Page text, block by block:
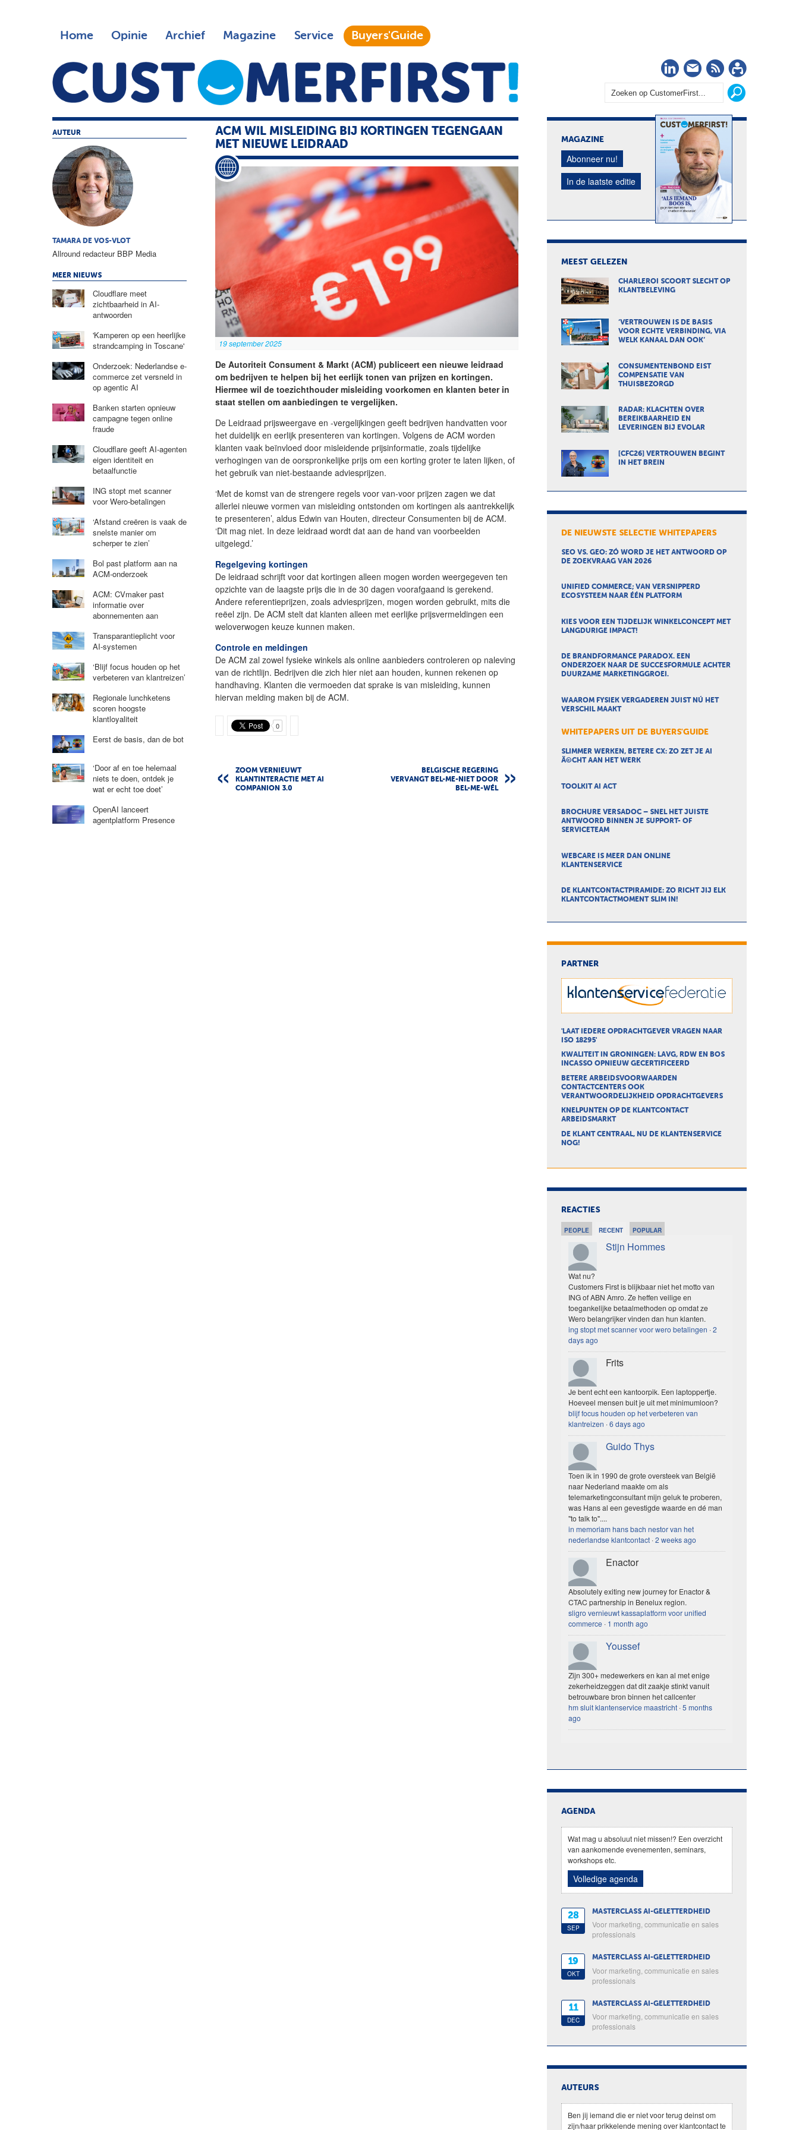
Home Opinie Archief Magazine Service Buyers'Guide
LinkedIn
Nieuwsbrief
RSS
ACM WIL MISLEIDING BIJ KORTINGEN TEGENGAAN
MET NIEUWE LEIDRAAD
19 september 2025
De Autoriteit Consument & Markt (ACM) publiceert een nieuwe leidraad
om bedrijven te helpen bij het eerlijk tonen van prijzen en kortingen.
Hiermee wil de toezichthouder misleiding voorkomen en klanten beter in
staat stellen om aanbiedingen te vergelijken.
De Leidraad prijsweergave en -vergelijkingen geeft bedrijven handvatten voor
het duidelijk en eerlijk presenteren van kortingen. Volgens de ACM worden
klanten vaak beïnvloed door misleidende prijsinformatie, zoals tijdelijke
verhogingen van de oorspronkelijke prijs om een korting groter te laten lijken, of
het gebruik van niet-bestaande adviesprijzen.
‘Met de komst van de strengere regels voor van-voor prijzen zagen we dat
allerlei nieuwe vormen van misleiding ontstonden om kortingen als aantrekkelijk
te presenteren’, aldus Edwin van Houten, directeur Consumenten bij de ACM.
‘Dit mag niet. In deze leidraad wordt dat aan de hand van voorbeelden
uitgelegd.’
Regelgeving kortingen
De leidraad schrijft voor dat kortingen alleen mogen worden weergegeven ten
opzichte van de laagste prijs die in de 30 dagen voorafgaand is gerekend.
Andere referentieprijzen, zoals adviesprijzen, mogen worden gebruikt, mits die
reëel zijn. De ACM stelt dat klanten alleen met eerlijke prijsvermeldingen een
weloverwogen keuze kunnen maken.
Controle en meldingen
De ACM zal zowel fysieke winkels als online aanbieders controleren op naleving
van de richtlijn. Bedrijven die zich hier niet aan houden, kunnen rekenen op
handhaving. Klanten die vermoeden dat sprake is van misleiding, kunnen
hiervan melding maken bij de ACM.
0
ZOOM VERNIEUWT
KLANTINTERACTIE MET AI
COMPANION 3.0
BELGISCHE REGERING
VERVANGT BEL-ME-NIET DOOR
BEL-ME-WÉL
AUTEUR
TAMARA DE VOS-VLOT
Allround redacteur BBP Media
MEER NIEUWS
Cloudflare meet
zichtbaarheid in AI-
antwoorden
'Kamperen op een heerlijke
strandcamping in Toscane'
Onderzoek: Nederlandse e-
commerce zet versneld in
op agentic AI
Banken starten opnieuw
campagne tegen online
fraude
Cloudflare geeft AI-agenten
eigen identiteit en
betaalfunctie
ING stopt met scanner
voor Wero-betalingen
‘Afstand creëren is vaak de
snelste manier om
scherper te zien’
Bol past platform aan na
ACM-onderzoek
ACM: CVmaker past
informatie over
abonnementen aan
Transparantieplicht voor
AI-systemen
‘Blijf focus houden op het
verbeteren van klantreizen’
Regionale lunchketens
scoren hoogste
klantloyaliteit
Eerst de basis, dan de bot
‘Door af en toe helemaal
niets te doen, ontdek je
wat er echt toe doet’
OpenAI lanceert
agentplatform Presence
MAGAZINE
Abonneer nu!
In de laatste editie
MEEST GELEZEN
CHARLEROI SCOORT SLECHT OP
KLANTBELEVING
‘VERTROUWEN IS DE BASIS
VOOR ECHTE VERBINDING, VIA
WELK KANAAL DAN OOK’
CONSUMENTENBOND EIST
COMPENSATIE VAN
THUISBEZORGD
RADAR: KLACHTEN OVER
BEREIKBAARHEID EN
LEVERINGEN BIJ EVOLAR
[CFC26] VERTROUWEN BEGINT
IN HET BREIN
DE NIEUWSTE SELECTIE WHITEPAPERS
SEO VS. GEO: ZÓ WORD JE HET ANTWOORD OP
DE ZOEKVRAAG VAN 2026
UNIFIED COMMERCE; VAN VERSNIPPERD
ECOSYSTEEM NAAR ÉÉN PLATFORM
KIES VOOR EEN TIJDELIJK WINKELCONCEPT MET
LANGDURIGE IMPACT!
DE BRANDFORMANCE PARADOX. EEN
ONDERZOEK NAAR DE SUCCESFORMULE ACHTER
DUURZAME MARKETINGGROEI.
WAAROM FYSIEK VERGADEREN JUIST NÚ HET
VERSCHIL MAAKT
WHITEPAPERS UIT DE BUYERS'GUIDE
SLIMMER WERKEN, BETERE CX: ZO ZET JE AI
Ã©CHT AAN HET WERK
TOOLKIT AI ACT
BROCHURE VERSADOC – SNEL HET JUISTE
ANTWOORD BINNEN JE SUPPORT- OF
SERVICETEAM
WEBCARE IS MEER DAN ONLINE
KLANTENSERVICE
DE KLANTCONTACTPIRAMIDE: ZO RICHT JIJ ELK
KLANTCONTACTMOMENT SLIM IN!
PARTNER
'LAAT IEDERE OPDRACHTGEVER VRAGEN NAAR
ISO 18295'
KWALITEIT IN GRONINGEN: LAVG, RDW EN BOS
INCASSO OPNIEUW GECERTIFICEERD
BETERE ARBEIDSVOORWAARDEN
CONTACTCENTERS OOK
VERANTWOORDELIJKHEID OPDRACHTGEVERS
KNELPUNTEN OP DE KLANTCONTACT
ARBEIDSMARKT
DE KLANT CENTRAAL, NU DE KLANTENSERVICE
NOG!
REACTIES
PEOPLE RECENT POPULAR
Stijn Hommes
Wat nu?
Customers First is blijkbaar niet het motto van
ING of ABN Amro. Ze heffen veilige en
toegankelijke betaalmethoden op omdat ze
Wero belangrijker vinden dan hun klanten.
ing stopt met scanner voor wero betalingen ·2
days ago
Frits
Je bent echt een kantoorpik. Een laptoppertje.
Hoeveel mensen buit je uit met minimumloon?
blijf focus houden op het verbeteren van
klantreizen ·6 days ago
Guido Thys
Toen ik in 1990 de grote oversteek van België
naar Nederland maakte om als
telemarketingconsultant mijn geluk te proberen,
was Hans al een gevestigde waarde en dé man
"to talk to"....
in memoriam hans bach nestor van het
nederlandse klantcontact ·2 weeks ago
Enactor
Absolutely exiting new journey for Enactor &
CTAC partnership in Benelux region.
sligro vernieuwt kassaplatform voor unified
commerce · 1 month ago
Youssef
Zijn 300+ medewerkers en kan al met enige
zekerheidzeggen dat dit zaakje stinkt vanuit
betrouwbare bron binnen het callcenter
hm sluit klantenservice maastricht ·5 months
ago
AGENDA
Wat mag u absoluut niet missen!? Een overzicht
van aankomende evenementen, seminars,
workshops etc.
Volledige agenda
28
SEP
MASTERCLASS AI-GELETTERDHEID
Voor marketing, communicatie en sales
professionals
19
OKT
MASTERCLASS AI-GELETTERDHEID
Voor marketing, communicatie en sales
professionals
11
DEC
MASTERCLASS AI-GELETTERDHEID
Voor marketing, communicatie en sales
professionals
AUTEURS
Ben jij iemand die er niet voor terug deinst om
zijn/haar prikkelende mening over klantcontact te